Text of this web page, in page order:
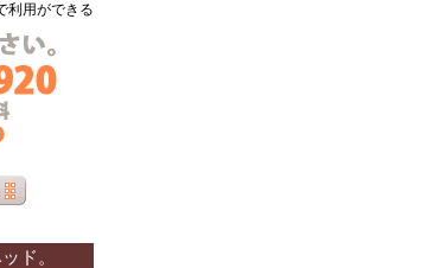
利用ができる
ド。